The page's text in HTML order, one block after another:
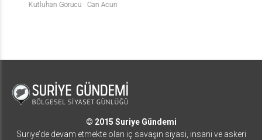
Kutluhan Görücü Can Acun
© 2015 Suriye Gündemi
Suriye’de devam etmekte olan iç savaşın siyasi, insani ve askeri